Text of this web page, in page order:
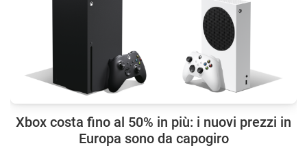
Xbox costa fino al 50% in più: i nuovi prezzi in
Europa sono da capogiro